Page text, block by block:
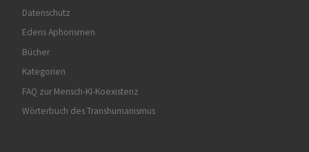
Datenschutz
Edens Aphorismen
Bücher
Kategorien
FAQ zur Mensch-KI-Koexistenz
Wörterbuch des Transhumanismus